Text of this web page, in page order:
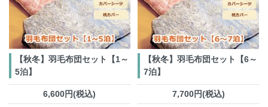
【秋冬】羽毛布団セット【1～
5泊】
6,600円(税込)
【秋冬】羽毛布団セット【6～
7泊】
7,700円(税込)